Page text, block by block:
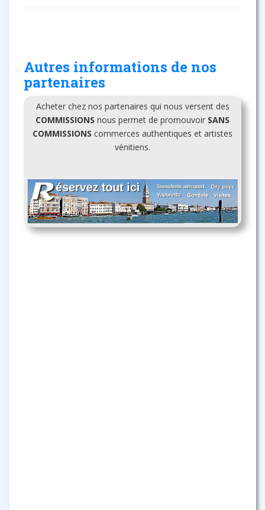
Autres informations de nos
partenaires
Acheter chez nos partenaires qui nous versent des
COMMISSIONS nous permet de promouvoir SANS
COMMISSIONS commerces authentiques et artistes
vénitiens.